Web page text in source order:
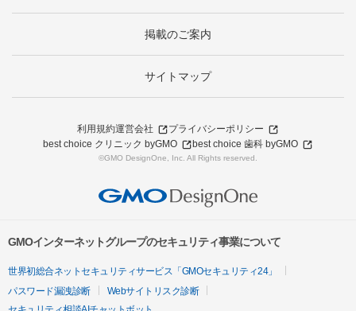
掲載のご案内
サイトマップ
利用規約運営会社
プライバシーポリシー
best choice クリニック byGMO
best choice 歯科 byGMO
©GMO DesignOne, Inc. All Rights reserved.
GMOインターネットグループのセキュリティ事業について
世界初総合ネットセキュリティサービス「GMOセキュリティ24」
パスワード漏洩診断
Webサイトリスク診断